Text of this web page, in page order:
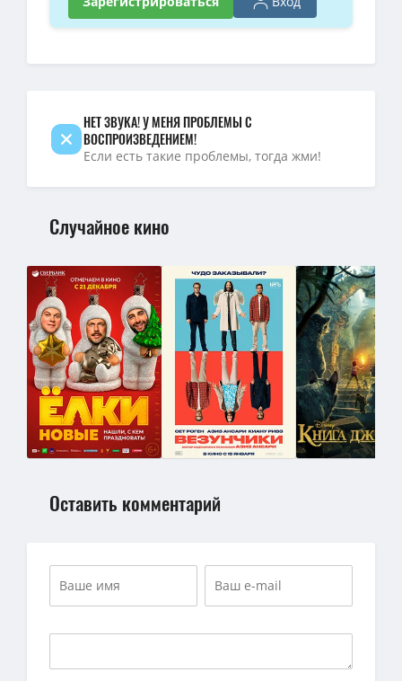
НЕТ ЗВУКА! У МЕНЯ ПРОБЛЕМЫ С
ВОСПРОИЗВЕДЕНИЕМ!
Если есть такие проблемы, тогда жми!
Случайное кино
Оставить комментарий